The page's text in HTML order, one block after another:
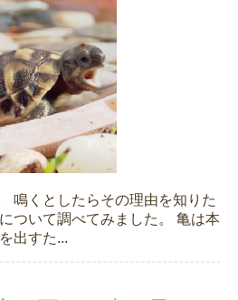
鳴くとしたらその理由を知りた
ついて調べてみました。 亀は本
出すた...